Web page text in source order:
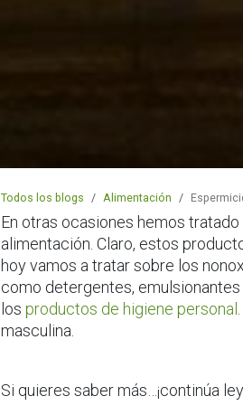
Todos los blogs Alimentación
En otras ocasiones hemos
alimentación. Claro, estos
hoy vamos a tratar sobre los
como detergentes,
los productos de higiene personal
masculina.
Si quieres saber más…¡continúa